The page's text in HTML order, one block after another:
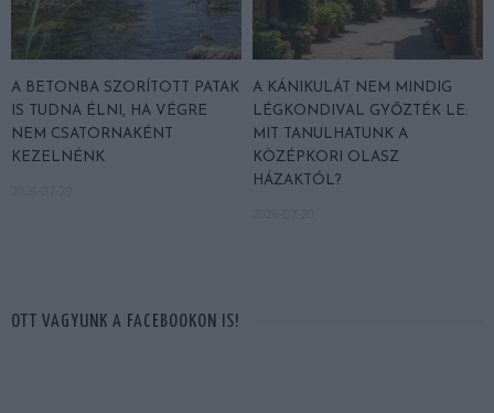
A BETONBA SZORÍTOTT PATAK
IS TUDNA ÉLNI, HA VÉGRE
NEM CSATORNAKÉNT
KEZELNÉNK
A KÁNIKULÁT NEM MINDIG
LÉGKONDIVAL GYŐZTÉK LE:
MIT TANULHATUNK A
KÖZÉPKORI OLASZ
HÁZAKTÓL?
OTT VAGYUNK A FACEBOOKON IS!